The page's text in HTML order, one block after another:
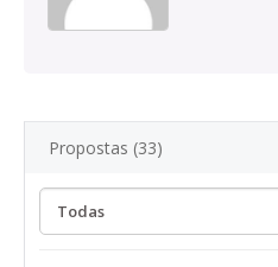
Propostas (33)